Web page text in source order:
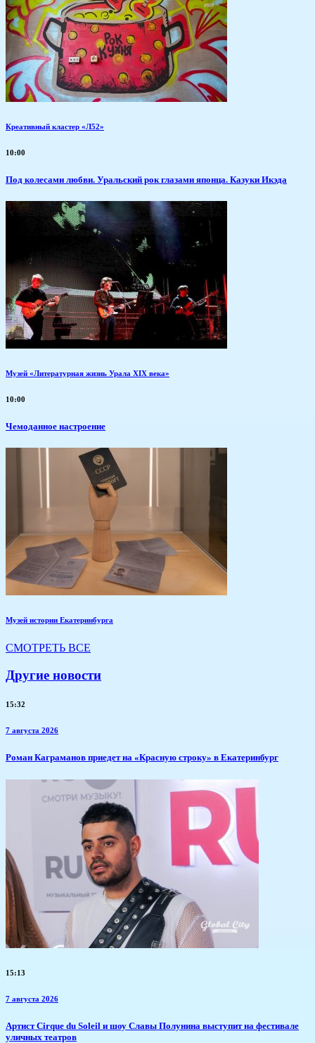
Креативный кластер «Л52»
10:00
Под колесами любви. Уральский рок глазами японца. Казуки Икэда
Музей «Литературная жизнь Урала XIX века»
10:00
Чемоданное настроение
Музей истории Екатеринбурга
СМОТРЕТЬ ВСЕ
Другие новости
15:32
7 августа 2026
​Роман Каграманов приедет на «Красную строку» в Екатеринбург
15:13
7 августа 2026
Артист Cirque du Soleil и шоу Славы Полунина выступит на фестивале
уличных театров